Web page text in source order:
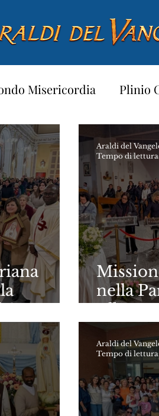
Misericordia Plinio
Testimoniare
Santa
(AG)
nella
Alberto
Roma
Araldi del
Tempo di
Araldi del
Tempo di